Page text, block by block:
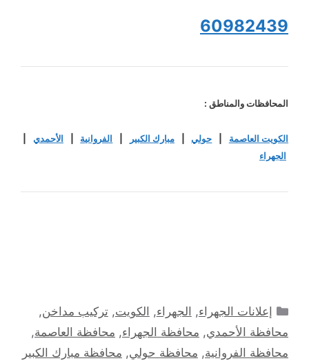
60982439
المحافظات والمناطق :
الكويت العاصمة حولي|مبارك الكبير الفروانية الأحمدي
الجهراء
التصنيفات
إعلانات الجهراء, الجهراء, الكويت,تركيب مداخن,
محافظة الأحمدي, محافظة الجهراء, محافظة العاصمة,
محافظة الفروانية, محافظة حولي, محافظة مبارك الكبير